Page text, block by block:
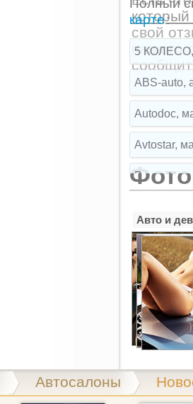
E-mail:*
Комментарий:
карте:
5 КОЛЕСО,
ABS-auto,
Autodoc,
Avtostar,
Broparts,
Buksir,
Cartuning,
EMEX,
Exist.ru,
свой
нашего
Авто и
Автосалоны